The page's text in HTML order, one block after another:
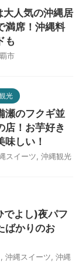
人気の沖縄居
満席！沖縄料
も
市
光
瀬のフクギ並
店！お芋好き
しい！
スイーツ 沖縄観光
でよし)夜パフ
ばかりのお
沖縄スイーツ 沖縄